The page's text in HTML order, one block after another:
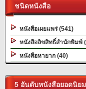
ชนิดหนังสือ
หนังสือเผยแพร่ (541)
หนังสือลิขสิทธิ์สำนักพิมพ์
หนังสือหายาก (40)
5 อันดับหนังสือยอดนิยม